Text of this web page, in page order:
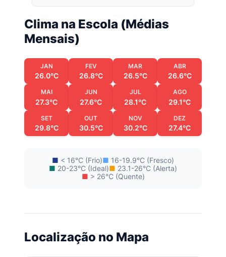
Clima na Escola (Médias
Mensais)
JAN
26.0°C
FEV
26.8°C
MAR
26.5°C
ABR
26.6°C
MAI
27.3°C
JUN
27.6°C
JUL
28.1°C
AGO
29.1°C
SET
29.8°C
OUT
30.5°C
NOV
30.2°C
DEZ
27.4°C
■ < 16°C (Frio)■ 16-19.9°C (Fresco)
■ 20-23°C (Ideal)■ 23.1-26°C (Alerta)
■ > 26°C (Quente)
Localização no Mapa